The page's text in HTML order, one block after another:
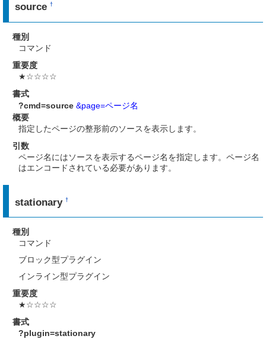
source†
種別
コマンド
重要度
★☆☆☆☆
書式
?cmd=source &page=ページ名
概要
指定したページの整形前のソースを表示します。
引数
ページ名にはソースを表示するページ名を指定します。ページ名
はエンコードされている必要があります。
stationary†
種別
コマンド
ブロック型プラグイン
インライン型プラグイン
重要度
★☆☆☆☆
書式
?plugin=stationary